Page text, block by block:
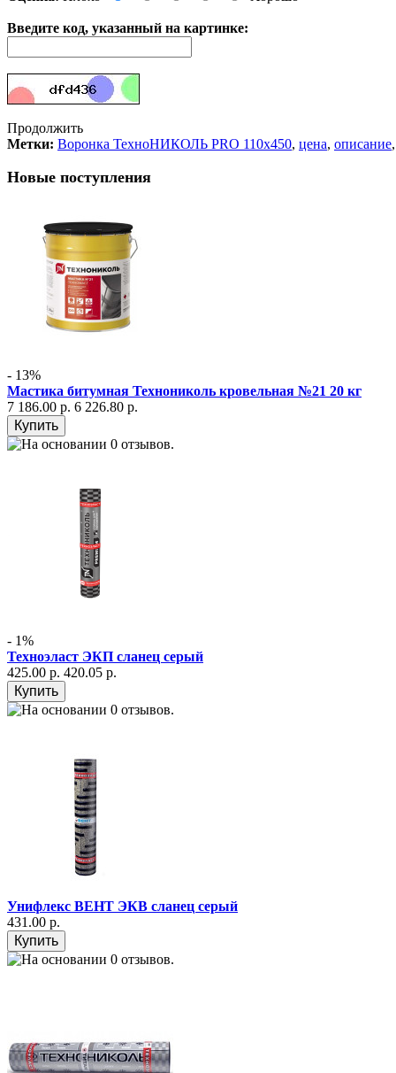
Введите код, указанный на картинке:
Продолжить
Метки: Воронка ТехноНИКОЛЬ PRO 110x450, цена, описание,
Новые поступления
- 13%
Мастика битумная Технониколь кровельная №21 20 кг
7 186.00 р. 6 226.80 р.
- 1%
Техноэласт ЭКП сланец серый
425.00 р. 420.05 р.
Унифлекс ВЕНТ ЭКВ сланец серый
431.00 р.